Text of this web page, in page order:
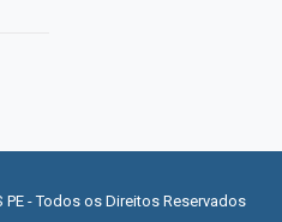
PE - Todos os Direitos Reservados